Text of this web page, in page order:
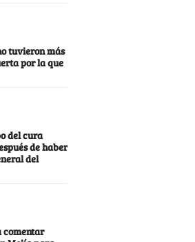
tuvieron más
por la que
del cura
de haber
del
comentar